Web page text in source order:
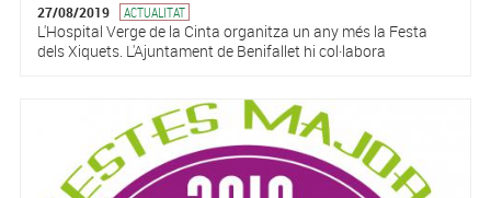
27/08/2019 ACTUALITAT
L'Hospital Verge de la Cinta organitza un any més la Festa
dels Xiquets. L'Ajuntament de Benifallet hi col·labora